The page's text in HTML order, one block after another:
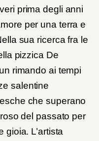
prima degli anni
per una terra e
sua ricerca fra le
pizzica De
rimando ai tempi
salentine
che superano
del passato per
gioia. L’artista